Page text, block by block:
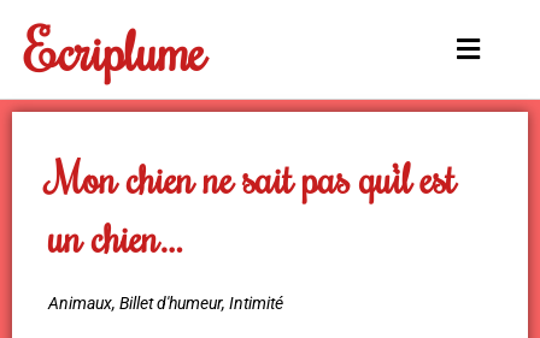
contenu
Ecriplume
Main
Mon chien ne sait pas qu’il est
un chien…
Animaux, Billet d'humeur, Intimité